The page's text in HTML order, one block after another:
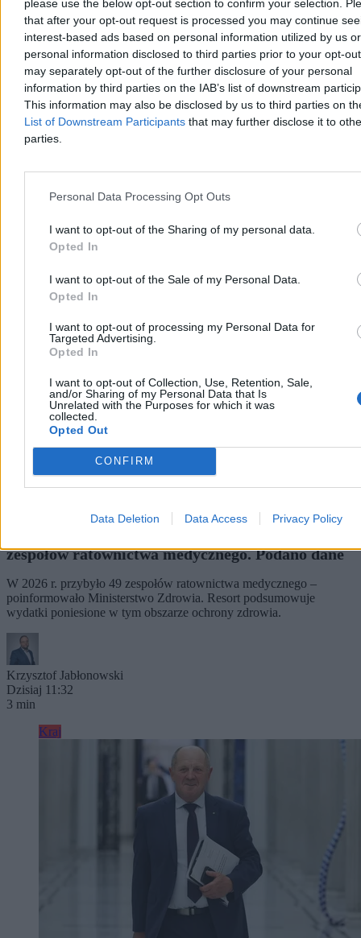
please use the below opt-out section to confirm your selection.
that after your opt-out request is processed you may continue
interest-based ads based on personal information utilized by us or
personal information disclosed to third parties prior to your opt-
may separately opt-out of the further disclosure of your personal
information by third parties on the IAB’s list of downstream
This information may also be disclosed by us to third parties on
List of Downstream Participants that may further disclose it to
parties.
Personal Data Processing Opt Outs
I want to opt-out of the Sharing of my personal data.
Opted In
I want to opt-out of the Sale of my Personal Data.
Opted In
I want to opt-out of processing my Personal Data for
Targeted Advertising.
Opted In
I want to opt-out of Collection, Use, Retention, Sale,
and/or Sharing of my Personal Data that Is
Unrelated with the Purposes for which it was
collected.
Opted Out
CONFIRM
Data Deletion Data Access Privacy Policy
Krzysztof Jabłonowski
Dzisiaj 13:40
4 min
Reklama
Reklama
Kraj
zespołów ratownictwa medycznego. Podano dane
W 2026 r. przybyło 49 zespołów ratownictwa medycznego –
poinformowało Ministerstwo Zdrowia. Resort podsumowuje
wydatki poniesione w tym obszarze ochrony zdrowia.
Krzysztof Jabłonowski
Dzisiaj 11:32
3 min
Kraj